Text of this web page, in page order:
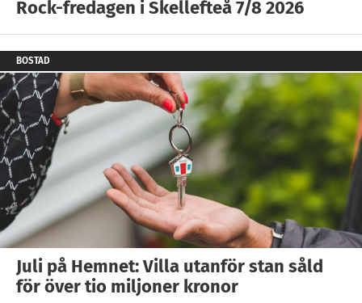
Rock-fredagen i Skellefteå 7/8 2026
BOSTAD
Juli på Hemnet: Villa utanför stan såld
för över tio miljoner kronor